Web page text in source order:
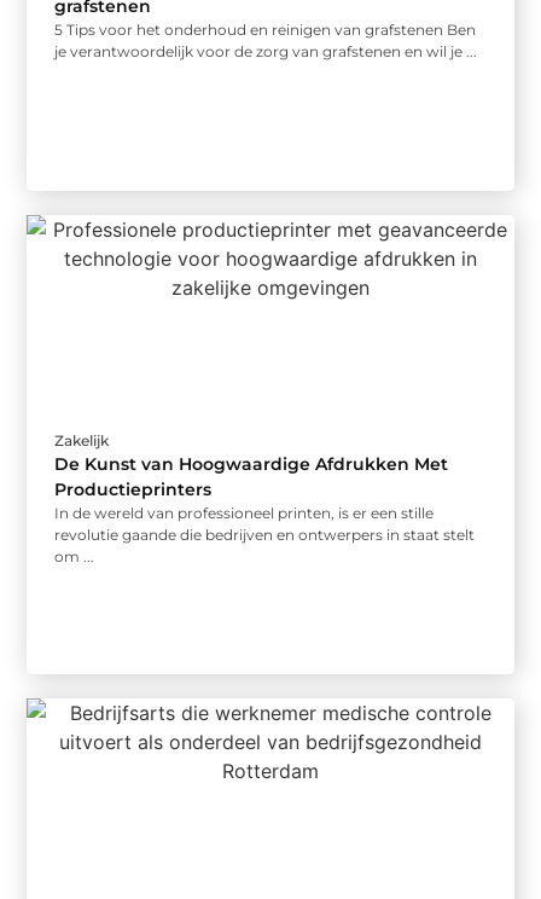
grafstenen
5 Tips voor het onderhoud en reinigen van grafstenen Ben
je verantwoordelijk voor de zorg van grafstenen en wil je ...
Zakelijk
De Kunst van Hoogwaardige Afdrukken Met
Productieprinters
In de wereld van professioneel printen, is er een stille
revolutie gaande die bedrijven en ontwerpers in staat stelt
om ...